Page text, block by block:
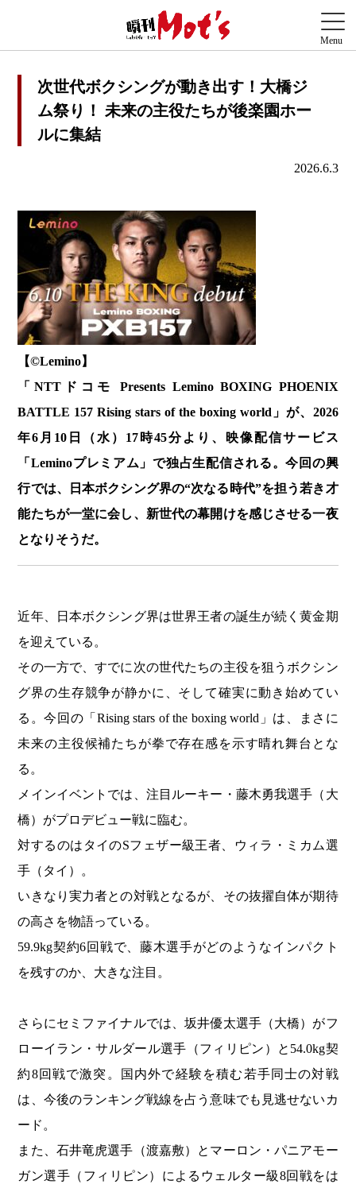
次世代ボクシングが動き出す！大橋ジ
ム祭り！ 未来の主役たちが後楽園ホー
ルに集結
2026.6.3
【©️Lemino】
「NTTドコモ Presents Lemino BOXING PHOENIX
BATTLE 157 Rising stars of the boxing world」が、2026
年6月10日（水）17時45分より、映像配信サービス
「Leminoプレミアム」で独占生配信される。今回の興
行では、日本ボクシング界の“次なる時代”を担う若き才
能たちが一堂に会し、新世代の幕開けを感じさせる一夜
となりそうだ。
近年、日本ボクシング界は世界王者の誕生が続く黄金期
を迎えている。
その一方で、すでに次の世代たちの主役を狙うボクシン
グ界の生存競争が静かに、そして確実に動き始めてい
る。今回の「Rising stars of the boxing world」は、まさに
未来の主役候補たちが拳で存在感を示す晴れ舞台とな
る。
メインイベントでは、注目ルーキー・藤木勇我選手（大
橋）がプロデビュー戦に臨む。
対するのはタイのSフェザー級王者、ウィラ・ミカム選
手（タイ）。
いきなり実力者との対戦となるが、その抜擢自体が期待
の高さを物語っている。
59.9kg契約6回戦で、藤木選手がどのようなインパクト
を残すのか、大きな注目。
さらにセミファイナルでは、坂井優太選手（大橋）がフ
ローイラン・サルダール選手（フィリピン）と54.0kg契
約8回戦で激突。国内外で経験を積む若手同士の対戦
は、今後のランキング戦線を占う意味でも見逃せないカ
ード。
また、石井竜虎選手（渡嘉敷）とマーロン・パニアモー
ガン選手（フィリピン）によるウェルター級8回戦をは